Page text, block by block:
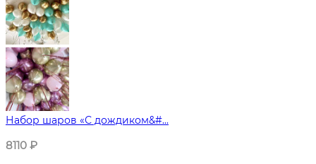
Набор шаров «С дождиком&#...
8110 ₽